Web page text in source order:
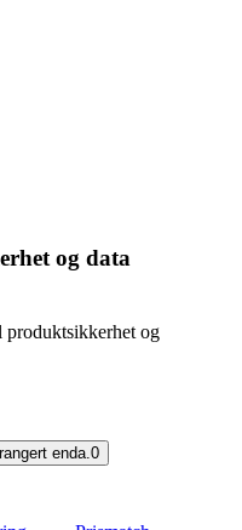
og data
produktsikkerhet og
enda.0